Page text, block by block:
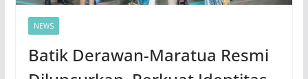
NEWS
Batik Derawan-Maratua Resmi